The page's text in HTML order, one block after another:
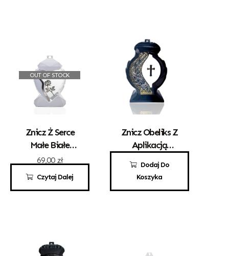
OUT OF STOCK
Czytaj Dalej
Znicz Ż Serce
Małe Białe
Złota Róża
69,00 zł
Dodaj Do
Koszyka
Znicz Obeliks Z
Aplikacją
100,00zł